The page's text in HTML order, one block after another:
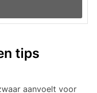
tips
aanvoelt voor